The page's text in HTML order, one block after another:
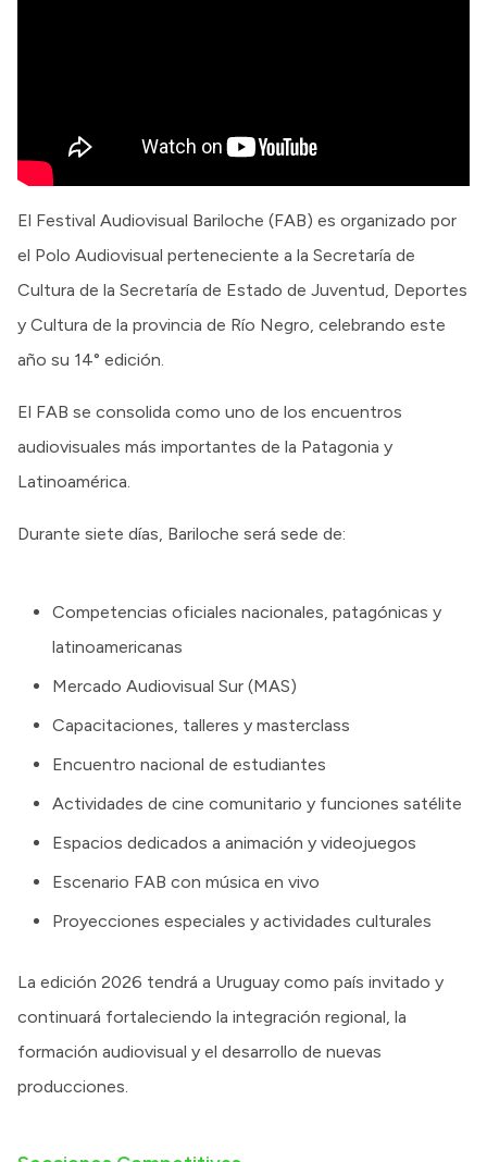
El Festival Audiovisual Bariloche (FAB) es organizado por
el Polo Audiovisual perteneciente a la Secretaría de
Cultura de la Secretaría de Estado de Juventud, Deportes
y Cultura de la provincia de Río Negro, celebrando este
año su 14° edición.
El FAB se consolida como uno de los encuentros
audiovisuales más importantes de la Patagonia y
Latinoamérica.
Durante siete días, Bariloche será sede de:
Competencias oficiales nacionales, patagónicas y
latinoamericanas
Mercado Audiovisual Sur (MAS)
Capacitaciones, talleres y masterclass
Encuentro nacional de estudiantes
Actividades de cine comunitario y funciones satélite
Espacios dedicados a animación y videojuegos
Escenario FAB con música en vivo
Proyecciones especiales y actividades culturales
La edición 2026 tendrá a Uruguay como país invitado y
continuará fortaleciendo la integración regional, la
formación audiovisual y el desarrollo de nuevas
producciones.